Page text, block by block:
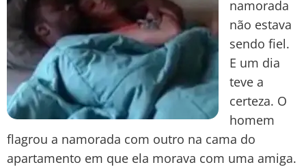
namorada
não estava
sendo fiel.
E um dia
teve a
certeza. O
homem
flagrou a namorada com outro na cama do
apartamento em que ela morava com uma amiga.